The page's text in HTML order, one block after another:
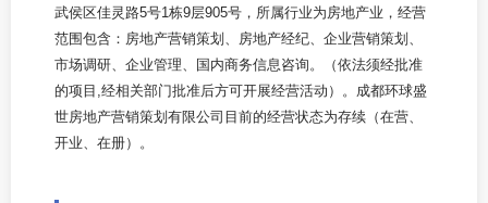
武侯区佳灵路5号1栋9层905号，所属行业为房地产业，经营
范围包含：房地产营销策划、房地产经纪、企业营销策划、
市场调研、企业管理、国内商务信息咨询。（依法须经批准
的项目,经相关部门批准后方可开展经营活动）。成都环球盛
世房地产营销策划有限公司目前的经营状态为存续（在营、
开业、在册）。